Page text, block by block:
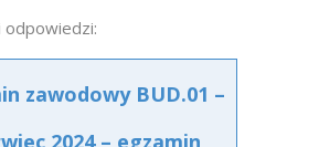
odpowiedzi:
zawodowy BUD.01 –
2024 – egzamin